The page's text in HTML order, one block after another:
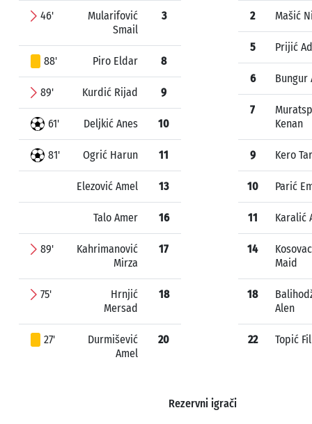
46'
Mularifović
Smail
3
88' Piro Eldar 8
89' Kurdić Rijad 9
61' Deljkić Anes 10
81' Ogrić Harun 11
Elezović Amel 13
Talo Amer 16
89'
Kahrimanović
Mirza
17
75'
Hrnjić
Mersad
18
27'
Durmišević
Amel
20
2 Mašić
5 Prijić
6 Bungur
7
Kenan
9 Kero
10 Parić
11 Karalić
14
Kosovac
Maid
18
Alen
22 Topić
Rezervni igrači